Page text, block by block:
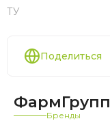
ТУ
Поделиться
ФармГрупп
Бренды